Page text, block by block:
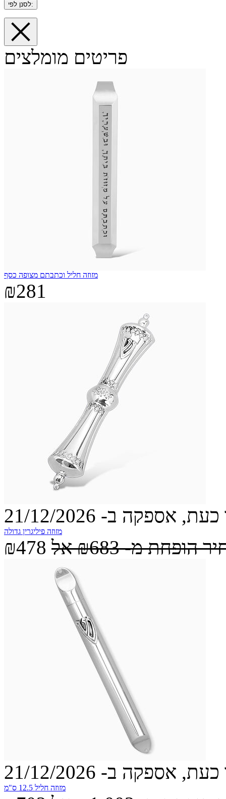
לסנן לפי:
פריטים מומלצים
מזוזה חליל וכתבתם מצופה כסף
₪281
אספקה ב- 21/12/2026
מזוזה פיליגרין גדולה
₪478 הופחת מ-₪683 אל
אספקה ב- 21/12/2026
מזוזה חליל 12.5 ס"מ